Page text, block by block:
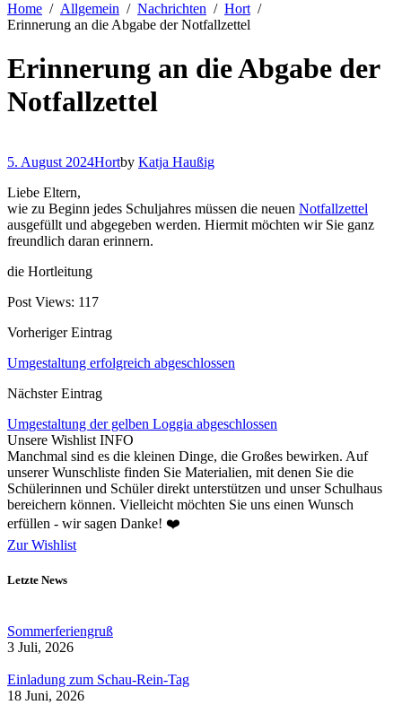
Home
Allgemein Nachrichten
Hort
Erinnerung an die Abgabe der Notfallzettel
Erinnerung an die Abgabe der
Notfallzettel
5. August 2024Hortby Katja Haußig
Liebe Eltern,
wie zu Beginn jedes Schuljahres müssen die neuen Notfallzettel
ausgefüllt und abgegeben werden. Hiermit möchten wir Sie ganz
freundlich daran erinnern.
die Hortleitung
Post Views: 117
Vorheriger Eintrag
Umgestaltung erfolgreich abgeschlossen
Nächster Eintrag
Umgestaltung der gelben Loggia abgeschlossen
Unsere Wishlist INFO
Manchmal sind es die kleinen Dinge, die Großes bewirken. Auf
unserer Wunschliste finden Sie Materialien, mit denen Sie die
Schülerinnen und Schüler direkt unterstützen und unser Schulhaus
bereichern können. Vielleicht möchten Sie uns einen Wunsch
erfüllen - wir sagen Danke! ❤️
Zur Wishlist
Letzte News
Sommerferiengruß
3 Juli, 2026
Einladung zum Schau-Rein-Tag
18 Juni, 2026